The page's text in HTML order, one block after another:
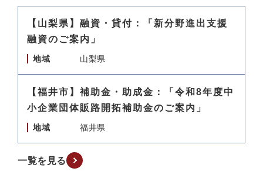
【山梨県】融資・貸付：「新分野進出支援
融資のご案内」
地域 山梨県
【福井市】補助金・助成金：「令和8年度中
小企業団体販路開拓補助金のご案内」
地域 福井県
一覧を見る